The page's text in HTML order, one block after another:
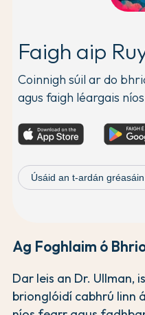
Faigh aip
Coinnigh súil ar do
agus faigh léargais
Úsáid an t-ardán
Ag Foghlaim ó
Dar leis an Dr. Ullman,
brionglóidí cabhrú linn